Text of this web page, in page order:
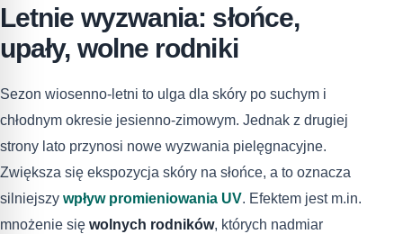
Letnie wyzwania: słońce,
upały, wolne rodniki
Sezon wiosenno-letni to ulga dla skóry po suchym i
chłodnym okresie jesienno-zimowym. Jednak z drugiej
strony lato przynosi nowe wyzwania pielęgnacyjne.
Zwiększa się ekspozycja skóry na słońce, a to oznacza
silniejszy wpływ promieniowania UV. Efektem jest m.in.
mnożenie się wolnych rodników, których nadmiar